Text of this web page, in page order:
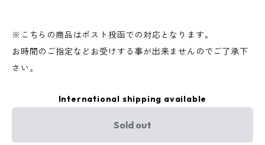
※こちらの商品はポスト投函での対応となります。
お時間のご指定などお受けする事が出来ませんのでご了承下
さい。
International shipping available
Sold out